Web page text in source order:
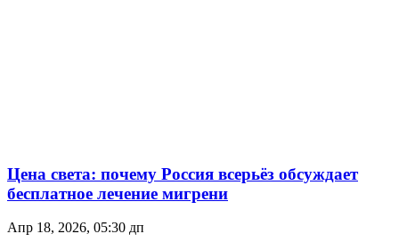
Цена света: почему Россия всерьёз обсуждает
бесплатное лечение мигрени
Апр 18, 2026, 05:30 дп